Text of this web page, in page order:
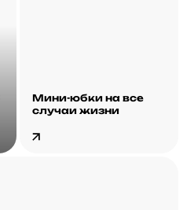
Мини-юбки на все
случаи жизни